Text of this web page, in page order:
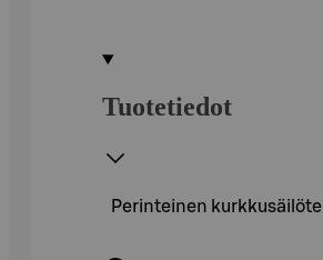
Tuotetiedot
Perinteinen kurkkusäilöte